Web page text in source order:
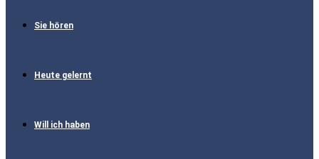
Sie hören
Heute gelernt
Will ich haben